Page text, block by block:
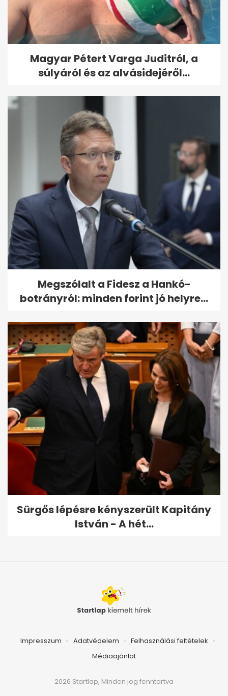
Magyar Pétert Varga Juditról, a
súlyáról és az alvásidejéről...
Megszólalt a Fidesz a Hankó-
botrányról: minden forint jó helyre...
Sürgős lépésre kényszerült Kapitány
István - A hét...
Impresszum Adatvédelem
Felhasználási feltételek
Médiaajánlat
2026 Startlap, Minden jog fenntartva